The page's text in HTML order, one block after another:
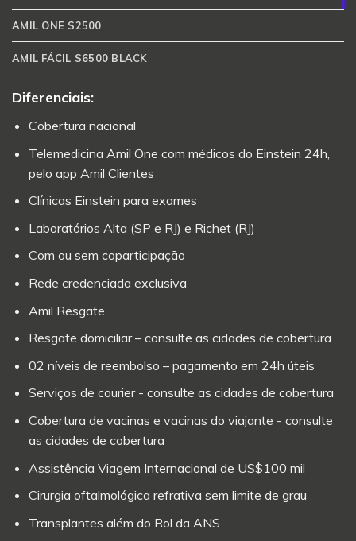
AMIL ONE S2500
AMIL FÁCIL S6500 BLACK
Diferenciais:
Cobertura nacional
Telemedicina Amil One com médicos do Einstein 24h,
pelo app Amil Clientes
Clínicas Einstein para exames
Laboratórios Alta (SP e RJ) e Richet (RJ)
Com ou sem coparticipação
Rede credenciada exclusiva
Amil Resgate
Resgate domiciliar – consulte as cidades de cobertura
02 níveis de reembolso – pagamento em 24h úteis
Serviços de courier - consulte as cidades de cobertura
Cobertura de vacinas e vacinas do viajante - consulte
as cidades de cobertura
Assistência Viagem Internacional de US$100 mil
Cirurgia oftalmológica refrativa sem limite de grau
Transplantes além do Rol da ANS